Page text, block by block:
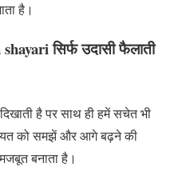
है।
सिर्फ उदासी फैलाती
है पर साथ ही हमें सचेत भी
को समझें और आगे बढ़ने की
बनाता है।